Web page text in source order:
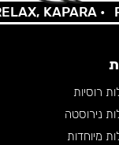
KAPARA •
רוסיות
נירוסטה
מיוחדות